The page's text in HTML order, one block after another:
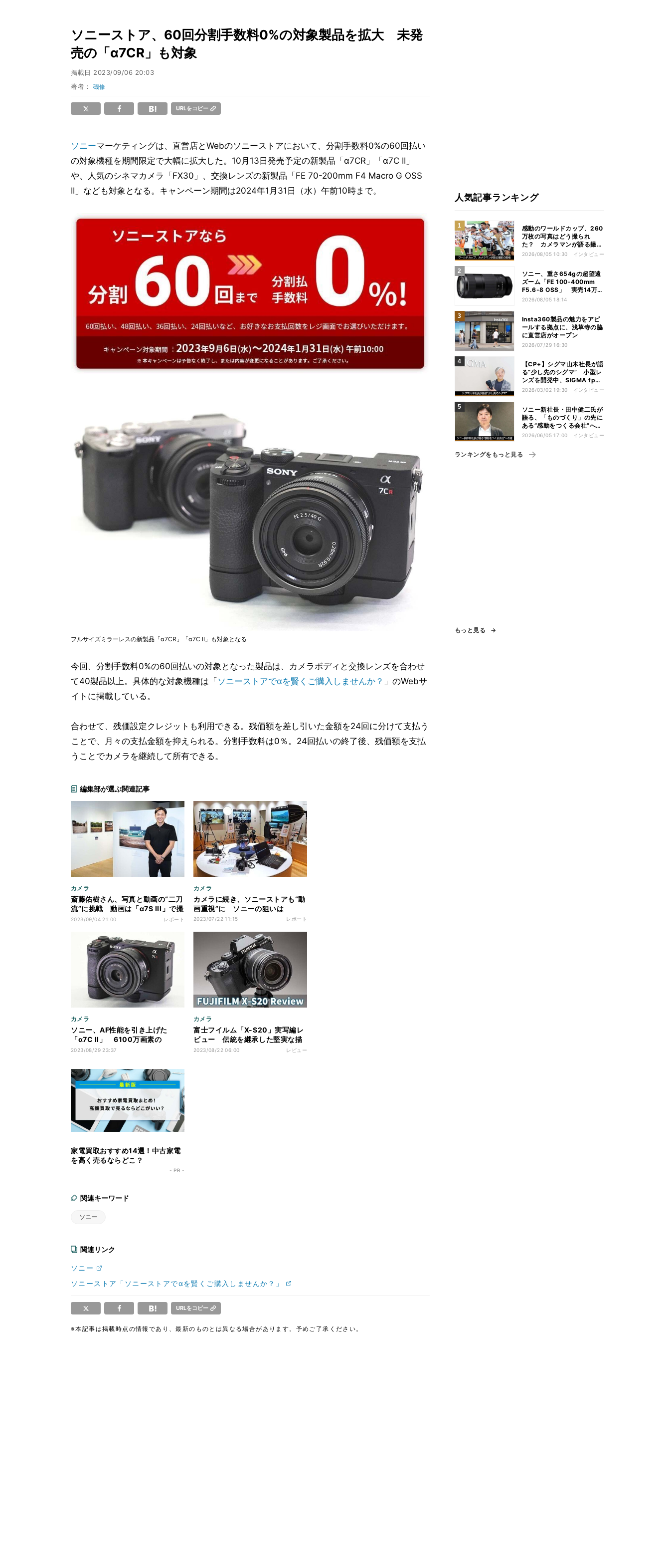
ソニーストア、60回分割手数料0%の対象製品を拡大 未発
売の「α7CR」も対象
掲載日 2023/09/06 20:03
著者：磯修
URLをコピー
ソニーマーケティングは、直営店とWebのソニーストアにおいて、分割手数料0%の60回払い
の対象機種を期間限定で大幅に拡大した。10月13日発売予定の新製品「α7CR」「α7C II」
や、人気のシネマカメラ「FX30」、交換レンズの新製品「FE 70-200mm F4 Macro G OSS
II」なども対象となる。キャンペーン期間は2024年1月31日（水）午前10時まで。
フルサイズミラーレスの新製品「α7CR」「α7C II」も対象となる
今回、分割手数料0%の60回払いの対象となった製品は、カメラボディと交換レンズを合わせ
て40製品以上。具体的な対象機種は「ソニーストアでαを賢くご購入しませんか？ 」のWebサ
イトに掲載している。
合わせて、残価設定クレジットも利用できる。残価額を差し引いた金額を24回に分けて支払う
ことで、月々の支払金額を抑えられる。分割手数料は0％。24回払いの終了後、残価額を支払
うことでカメラを継続して所有できる。
編集部が選ぶ関連記事
カメラ
斎藤佑樹さん、写真と動画の“二刀
流”に挑戦 動画は「α7S III」で撮
影
2023/09/04 21:00 レポート
カメラ
カメラに続き、ソニーストアも“動
画重視”に ソニーの狙いは
2023/07/22 11:15 レポート
カメラ
ソニー、AF性能を引き上げた
「α7C II」 6100万画素の
「α7CR」も
2023/08/29 23:37
カメラ
富士フイルム「X-S20」実写編レ
ビュー 伝統を継承した堅実な描
写に満足
2023/08/22 06:00 レビュー
家電買取おすすめ14選！中古家電
を高く売るならどこ？
- PR -
関連キーワード
ソニー
関連リンク
ソニー
ソニーストア「ソニーストアでαを賢くご購入しませんか？」
URLをコピー
※本記事は掲載時点の情報であり、最新のものとは異なる場合があります。予めご了承ください。
人気記事ランキング
感動のワールドカップ、260
万枚の写真はどう撮られ
た？ カメラマンが語る撮影
の現場
2026/08/05 10:30 インタビュー
ソニー、重さ654gの超望遠
ズーム「FE 100-400mm
F5.6-8 OSS」 実売14万円
前後
2026/08/05 18:14
Insta360製品の魅力をアピ
ールする拠点に、浅草寺の脇
に直営店がオープン
2026/07/29 16:30
【CP+】シグマ山木社長が語
る“少し先のシグマ” 小型レ
ンズを開発中、SIGMA fpは
継続、フルサイズFoveonは
2026/03/02 19:30 インタビュー
ソニー新社長・田中健二氏が
語る、「ものづくり」の先に
ある“感動をつくる会社”への
道
2026/06/05 17:00 インタビュー
ランキングをもっと見る
もっと見る